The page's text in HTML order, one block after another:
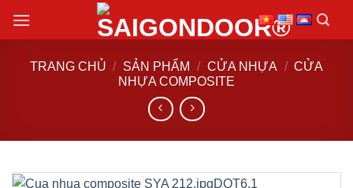
đến
TRANG CHỦ / SẢN PHẨM / CỬA NHỰA / CỬA
NHỰA COMPOSITE